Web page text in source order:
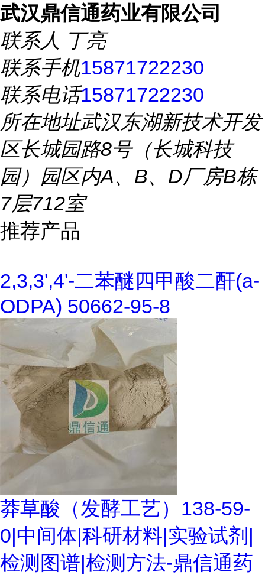
武汉鼎信通药业有限公司
联系人 丁亮
联系手机15871722230
联系电话15871722230
所在地址武汉东湖新技术开发
区长城园路8号（长城科技
园）园区内A、B、D厂房B栋
7层712室
推荐产品
2,3,3',4'-二苯醚四甲酸二酐(a-
ODPA) 50662-95-8
莽草酸（发酵工艺）138-59-
0|中间体|科研材料|实验试剂|
检测图谱|检测方法-鼎信通药